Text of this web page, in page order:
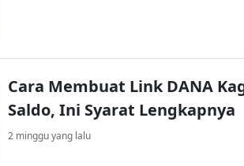
Cara Membuat Link DANA
Saldo, Ini Syarat Lengkapnya
2 minggu yang lalu